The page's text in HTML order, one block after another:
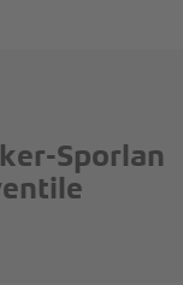
Sporlan